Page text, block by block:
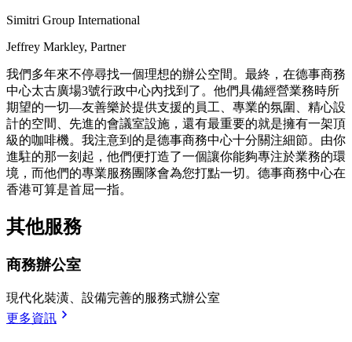
Simitri Group International
Jeffrey Markley, Partner
我們多年來不停尋找一個理想的辦公空間。最終，在德事商務
中心太古廣場3號行政中心內找到了。他們具備經營業務時所
期望的一切—友善樂於提供支援的員工、專業的氛圍、精心設
計的空間、先進的會議室設施，還有最重要的就是擁有一架頂
級的咖啡機。我注意到的是德事商務中心十分關注細節。由你
進駐的那一刻起，他們便打造了一個讓你能夠專注於業務的環
境，而他們的專業服務團隊會為您打點一切。德事商務中心在
香港可算是首屈一指。
其他服務
商務辦公室
現代化裝潢、設備完善的服務式辦公室
更多資訊